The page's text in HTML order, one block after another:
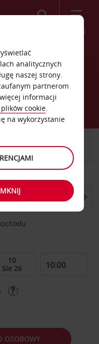
Menu
DOSTAWCZY
OSOBOWY
analitycznych
naszej strony.
partnerom
informacji
cookie.
na wykorzystanie